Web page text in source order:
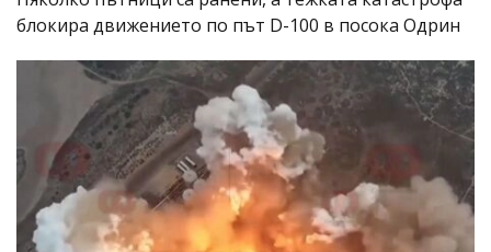
блокира движението по път D-100 в посока Одрин